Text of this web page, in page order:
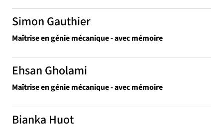
Simon Gauthier
Maîtrise en génie mécanique - avec mémoire
Ehsan Gholami
Maîtrise en génie mécanique - avec mémoire
Bianka Huot